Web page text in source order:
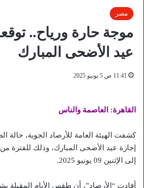
مصر
موجة حارة ورياح..
عيد الأضحى المبارك
11:41 ص 5 يونيو 2025
القاهرة: العاصمة والناس
كشفت الهيئة العامة للأرصاد الجوية، حالة
إلى الإثنين 09 يونيو 2025.
أفادت “الأرصاد”، أن طقس الأيام المقبلة